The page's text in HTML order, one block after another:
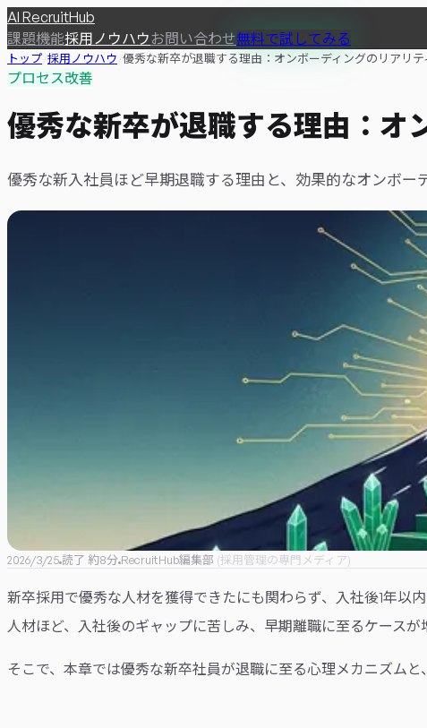
AI RecruitHub
課題機能採用ノウハウお問い合わせ無料で試してみる
トップ 採用ノウハウ 優秀な新卒が退職する理由：オンボーディングのリアリ
プロセス改善
優秀な新卒が退職する理由：オ
優秀な新入社員ほど早期退職する理由と、効果的なオンボー
2026/3/25読了 約8分 RecruitHub編集部 (採用管理の専門メディア)
新卒採用で優秀な人材を獲得できたにも関わらず、入社後1年
人材ほど、入社後のギャップに苦しみ、早期離職に至るケースが
そこで、本章では優秀な新卒社員が退職に至る心理メカニズム